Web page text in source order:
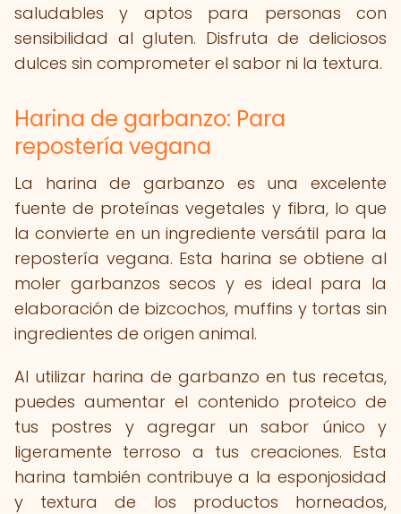
saludables y aptos para personas con
sensibilidad al gluten. Disfruta de deliciosos
dulces sin comprometer el sabor ni la textura.
Harina de garbanzo: Para
repostería vegana
La harina de garbanzo es una excelente
fuente de proteínas vegetales y fibra, lo que
la convierte en un ingrediente versátil para la
repostería vegana. Esta harina se obtiene al
moler garbanzos secos y es ideal para la
elaboración de bizcochos, muffins y tortas sin
ingredientes de origen animal.
Al utilizar harina de garbanzo en tus recetas,
puedes aumentar el contenido proteico de
tus postres y agregar un sabor único y
ligeramente terroso a tus creaciones. Esta
harina también contribuye a la esponjosidad
y textura de los productos horneados,